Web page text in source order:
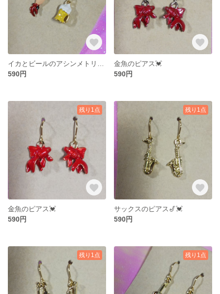
590円
金魚のピアス💓
590円
残り1点
金魚のピアス💓
590円
残り1点
サックスのピアス🎷💓
590円
残り1点 残り1点